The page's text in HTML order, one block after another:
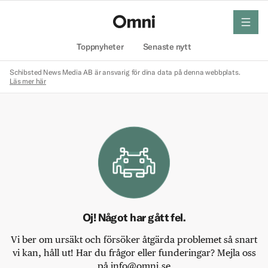
Toppnyheter Senaste nytt
meny
Schibsted News Media AB är ansvarig för dina data på denna webbplats.
Läs mer här
Oj! Något har gått fel.
Vi ber om ursäkt och försöker åtgärda problemet så snart
vi kan, håll ut! Har du frågor eller funderingar? Mejla oss